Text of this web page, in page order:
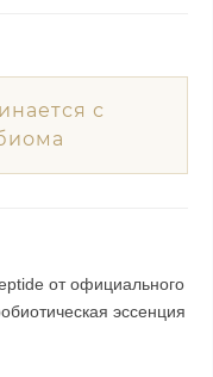
с
от официального
эссенция